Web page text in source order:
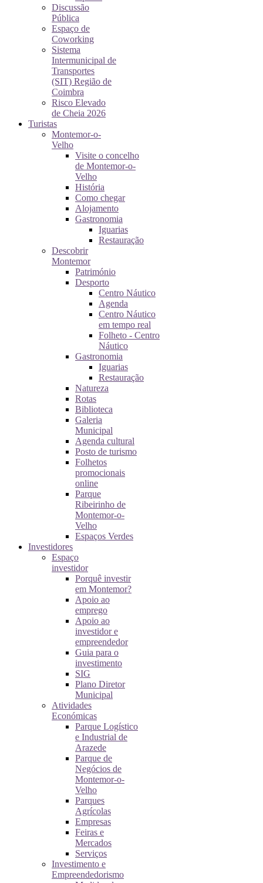
Discussão
Pública
Espaço de
Coworking
Sistema
Intermunicipal de
Transportes
(SIT) Região de
Coimbra
Risco Elevado
de Cheia 2026
Turistas
Montemor-o-
Velho
Visite o concelho
de Montemor-o-
Velho
História
Como chegar
Alojamento
Gastronomia
Iguarias
Restauração
Descobrir
Montemor
Património
Desporto
Centro Náutico
Agenda
Centro Náutico
em tempo real
Folheto - Centro
Náutico
Gastronomia
Iguarias
Restauração
Natureza
Rotas
Biblioteca
Galeria
Municipal
Agenda cultural
Posto de turismo
Folhetos
promocionais
online
Parque
Ribeirinho de
Montemor-o-
Velho
Espaços Verdes
Investidores
Espaço
investidor
Porquê investir
em Montemor?
Apoio ao
emprego
Apoio ao
investidor e
empreendedor
Guia para o
investimento
SIG
Plano Diretor
Municipal
Atividades
Económicas
Parque Logístico
e Industrial de
Arazede
Parque de
Negócios de
Montemor-o-
Velho
Parques
Agrícolas
Empresas
Feiras e
Mercados
Serviços
Investimento e
Empreendedorismo